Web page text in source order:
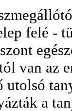
felé -
van az
utolsó
a